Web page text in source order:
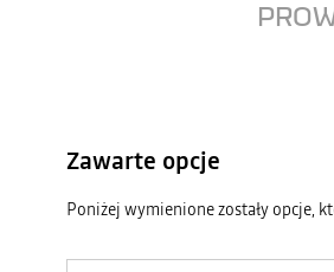
Zawarte opcje
Poniżej wymienione zostały opcje,